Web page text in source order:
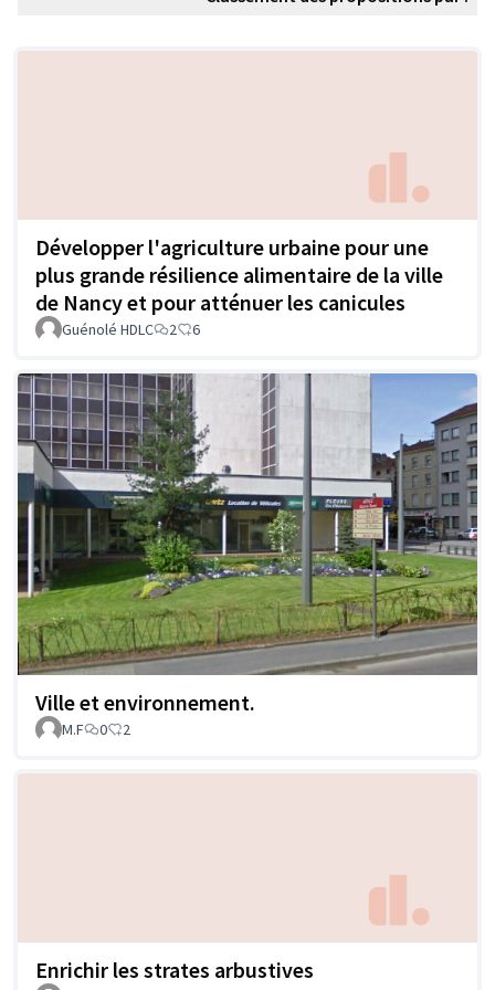
Développer l'agriculture urbaine pour une
plus grande résilience alimentaire de la ville
de Nancy et pour atténuer les canicules
Guénolé HDLC 2 6
Ville et environnement.
M.F 0 2
Enrichir les strates arbustives